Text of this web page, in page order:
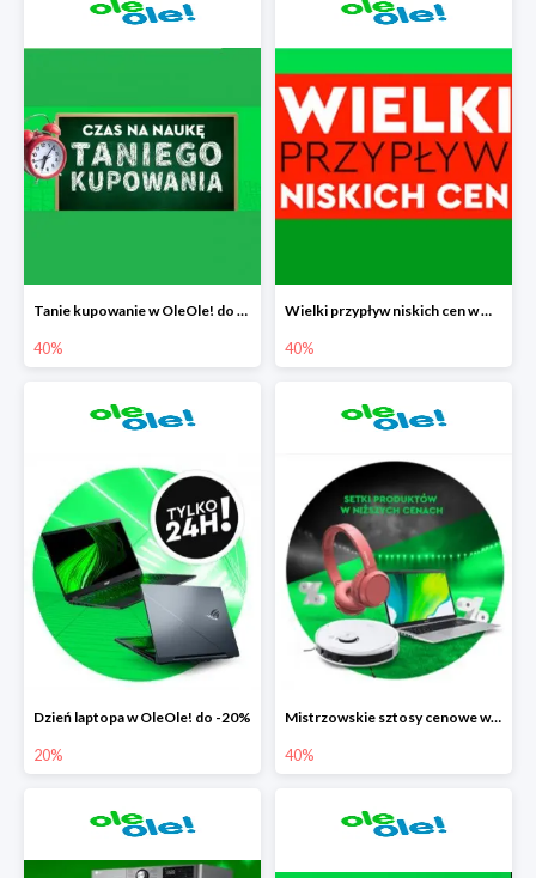
Tanie kupowanie w OleOle! do -40%
40%
Wielki przypływ niskich cen w OleOle! do -40%
40%
Dzień laptopa w OleOle! do -20%
20%
Mistrzowskie sztosy cenowe w OleOle! do -40%
40%